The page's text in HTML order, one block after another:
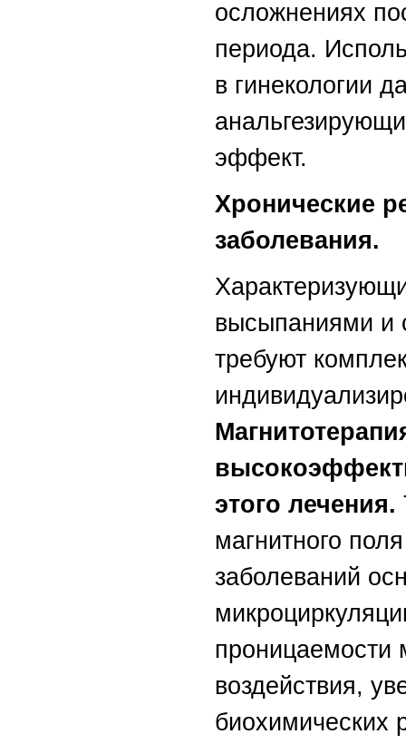
осложнениях
периода.
в гинекологии
эффект.
Хронические
заболевания.
высыпаниями и
требуют
этого лечения.
магнитного
заболеваний
проницаемости
воздействия,
биохимических